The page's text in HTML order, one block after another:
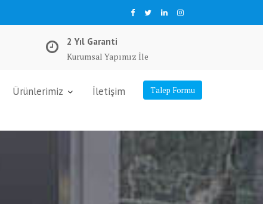
2 Yıl Garanti
Kurumsal Yapımız İle
Talep Formu
Ürünlerimiz İletişim